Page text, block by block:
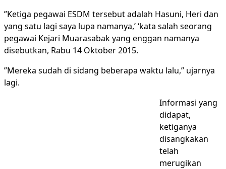
”Ketiga pegawai ESDM tersebut adalah Hasuni, Heri dan
yang satu lagi saya lupa namanya,’ ‘kata salah seorang
pegawai Kejari Muarasabak yang enggan namanya
disebutkan, Rabu 14 Oktober 2015.
”Mereka sudah di sidang beberapa waktu lalu,” ujarnya
lagi.
Informasi yang
didapat,
ketiganya
disangkakan
telah
merugikan